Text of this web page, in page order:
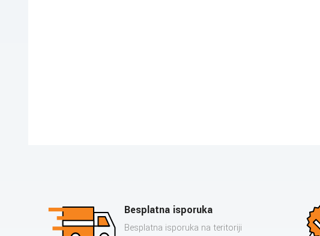
Besplatna isporuka
Besplatna isporuka na teritoriji